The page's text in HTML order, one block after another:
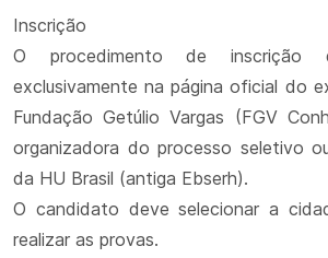
Inscrição
O procedimento de
exclusivamente na página oficial do
Fundação Getúlio Vargas (FGV
organizadora do processo seletivo
da HU Brasil (antiga Ebserh).
O candidato deve selecionar a
realizar as provas.